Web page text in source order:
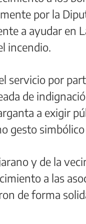
por la
a ayudar en
incendio.
servicio por
de
a exigir
gesto
y de la
a las
de forma